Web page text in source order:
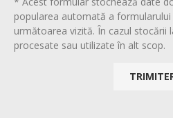
popularea automată a formularului
următoarea vizită. În cazul stocării
procesate sau utilizate în alt scop.